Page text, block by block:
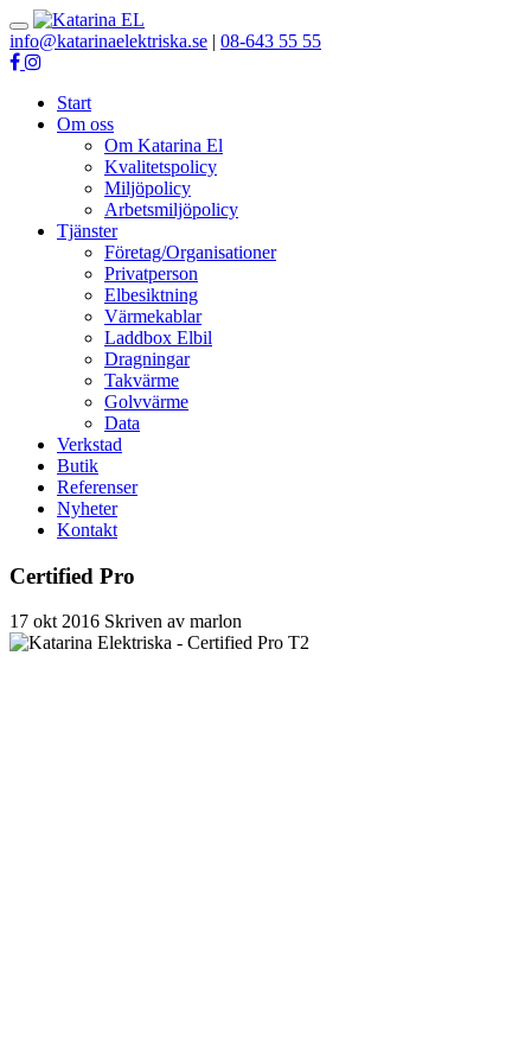
Toggle
navigation
info@katarinaelektriska.se | 08-643 55 55
Start
Om oss
Om Katarina El
Kvalitetspolicy
Miljöpolicy
Arbetsmiljöpolicy
Tjänster
Företag/Organisationer
Privatperson
Elbesiktning
Värmekablar
Laddbox Elbil
Dragningar
Takvärme
Golvvärme
Data
Verkstad
Butik
Referenser
Nyheter
Kontakt
Certified Pro
17 okt 2016 Skriven av marlon